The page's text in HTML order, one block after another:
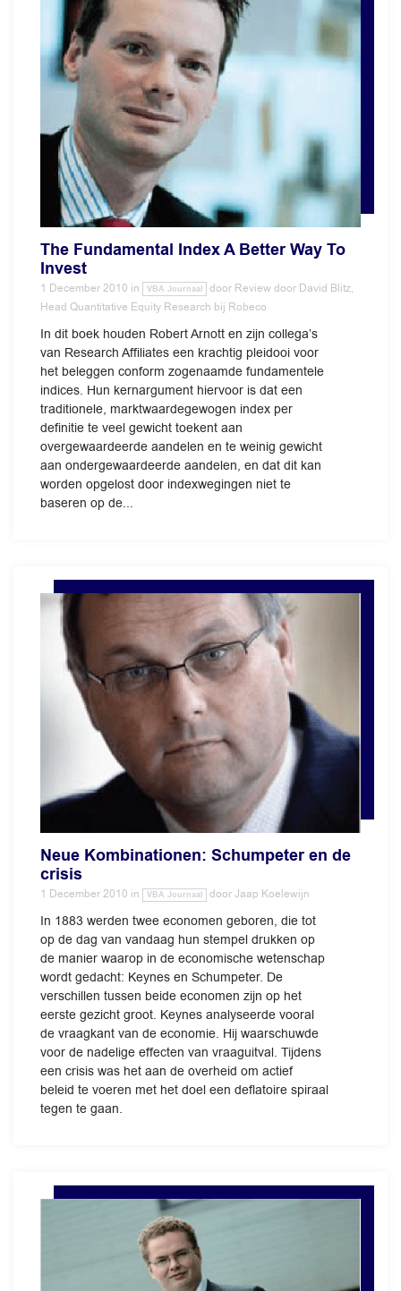
The Fundamental Index A Better Way To
Invest
1 December 2010 in VBA Journaal door Review door David Blitz,
Head Quantitative Equity Research bij Robeco
In dit boek houden Robert Arnott en zijn collega’s
van Research Affiliates een krachtig pleidooi voor
het beleggen conform zogenaamde fundamentele
indices. Hun kernargument hiervoor is dat een
traditionele, marktwaardegewogen index per
definitie te veel gewicht toekent aan
overgewaardeerde aandelen en te weinig gewicht
aan ondergewaardeerde aandelen, en dat dit kan
worden opgelost door indexwegingen niet te
baseren op de...
Neue Kombinationen: Schumpeter en de
crisis
1 December 2010 in VBA Journaal doorJaap Koelewijn
In 1883 werden twee economen geboren, die tot
op de dag van vandaag hun stempel drukken op
de manier waarop in de economische wetenschap
wordt gedacht: Keynes en Schumpeter. De
verschillen tussen beide economen zijn op het
eerste gezicht groot. Keynes analyseerde vooral
de vraagkant van de economie. Hij waarschuwde
voor de nadelige effecten van vraaguitval. Tijdens
een crisis was het aan de overheid om actief
beleid te voeren met het doel een deflatoire spiraal
tegen te gaan.